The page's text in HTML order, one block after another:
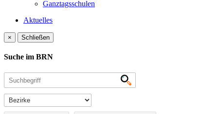
Ganztagsschulen
Aktuelles
× Schließen
Suche im BRN